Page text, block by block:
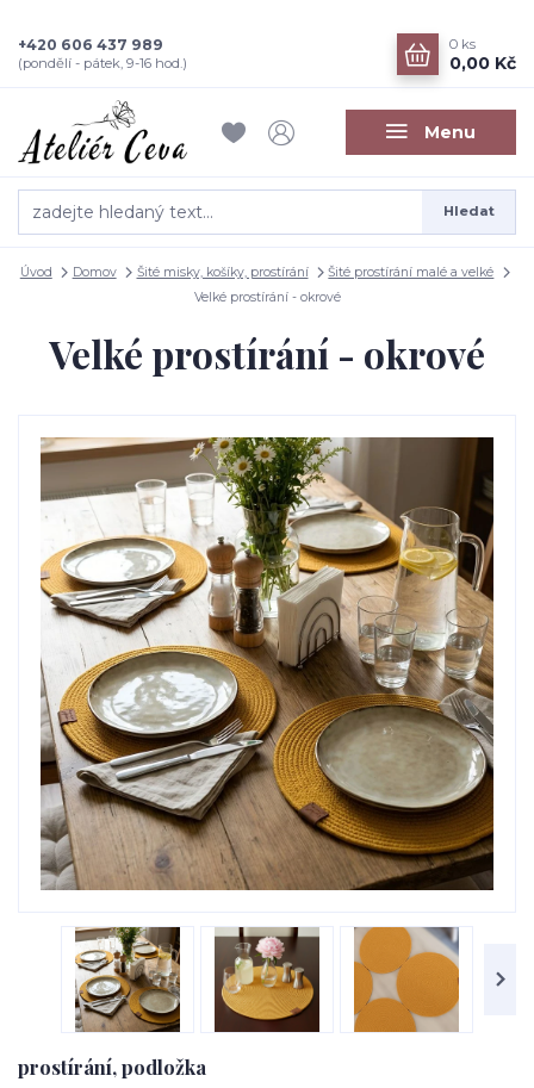
Menu
Hledat
+420 606 437 989
(pondělí - pátek, 9-16 hod.)
0 ks
0,00 Kč
Úvod Domov Šité misky, košíky, prostírání
Šité prostírání malé a velké
Velké prostírání - okrové
Velké prostírání - okrové
prostírání, podložka